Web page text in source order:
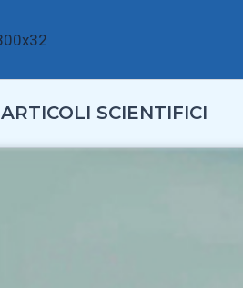
ARTICOLI SCIENTIFICI